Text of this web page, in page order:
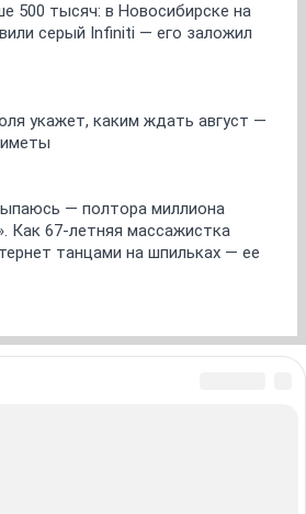
500 тысяч: в Новосибирске на
серый Infiniti — его заложил
укажет, каким ждать август —
— полтора миллиона
Как 67-летняя массажистка
танцами на шпильках — ее